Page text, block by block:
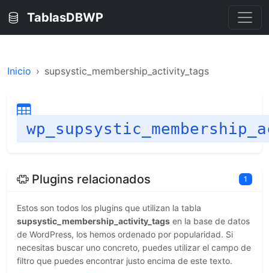
TablasDBWP
Inicio supsystic_membership_activity_tags
Plugins relacionados 1
Estos son todos los plugins que utilizan la tabla
supsystic_membership_activity_tags en la base de datos
de WordPress, los hemos ordenado por popularidad. Si
necesitas buscar uno concreto, puedes utilizar el campo de
filtro que puedes encontrar justo encima de este texto.